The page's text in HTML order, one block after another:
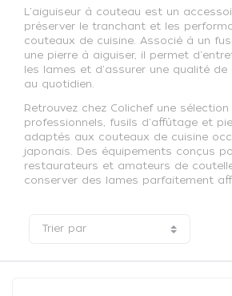
L'aiguiseur à couteau est un
préserver le tranchant et les
couteaux de cuisine. Associé à un
une pierre à aiguiser, il permet
les lames et d'assurer une qualité
au quotidien.
Retrouvez chez Colichef une
professionnels, fusils d'affûtage et
adaptés aux couteaux de cuisine
japonais. Des équipements conçus
restaurateurs et amateurs de
conserver des lames parfaitement
Trier par